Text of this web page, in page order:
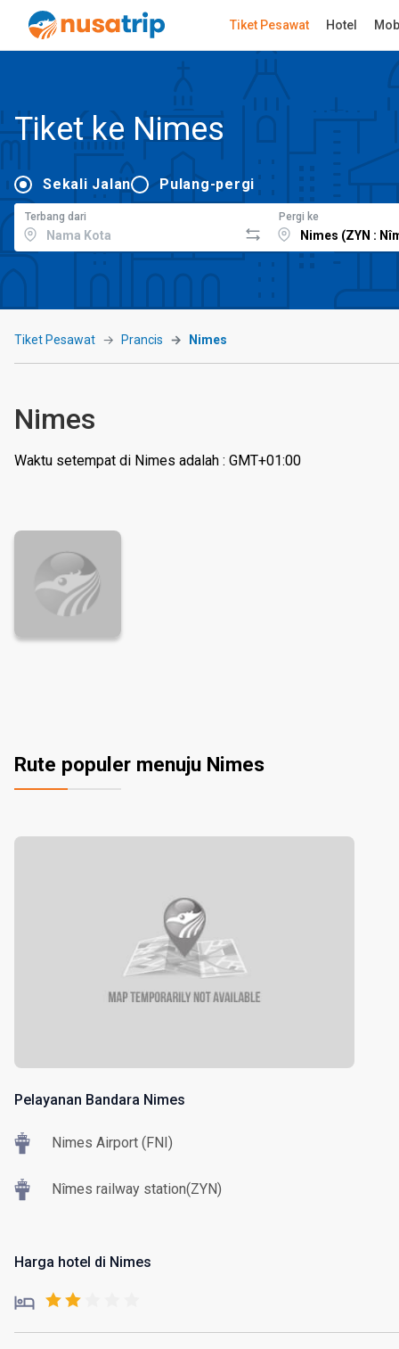
Tiket Pesawat Hotel
Tiket ke Nimes
Sekali Jalan Pulang-pergi
Terbang dari Pergi ke
Tiket Pesawat Prancis Nimes
Nimes
Waktu setempat di Nimes adalah : GMT+01:00
Rute populer menuju Nimes
Pelayanan Bandara Nimes
Nimes Airport (FNI)
Nîmes railway station(ZYN)
Harga hotel di Nimes